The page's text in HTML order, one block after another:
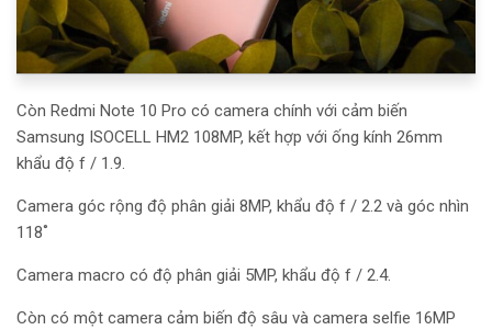
Còn Redmi Note 10 Pro có camera chính với cảm biến
Samsung ISOCELL HM2 108MP, kết hợp với ống kính 26mm
khẩu độ f / 1.9.
Camera góc rộng độ phân giải 8MP, khẩu độ f / 2.2 và góc nhìn
118˚
Camera macro có độ phân giải 5MP, khẩu độ f / 2.4.
Còn có một camera cảm biến độ sâu và camera selfie 16MP